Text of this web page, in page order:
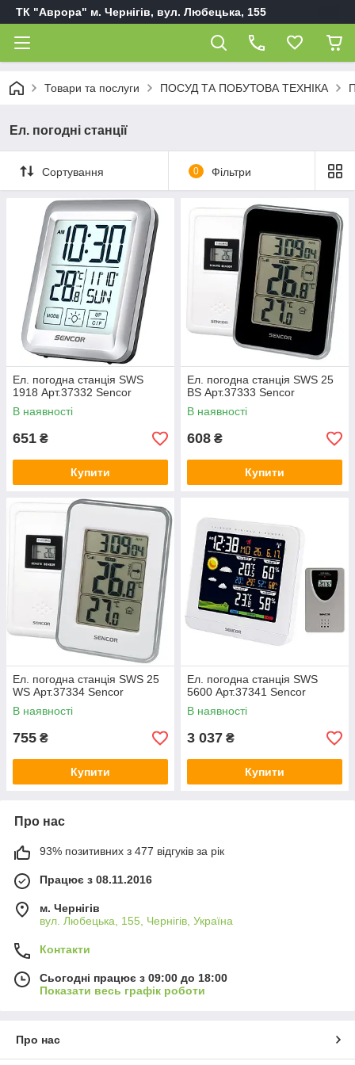
ТК "Аврора" м. Чернігів, вул. Любецька, 155
Товари та послуги ПОСУД ТА ПОБУТОВА ТЕХНІКА
Ел. погодні станції
Сортування 0 Фільтри
Ел. погодна станція SWS
1918 Арт.37332 Sencor
В наявності
651 ₴
Купити
Ел. погодна станція SWS 25
BS Арт.37333 Sencor
В наявності
608 ₴
Купити
Ел. погодна станція SWS 25
WS Арт.37334 Sencor
В наявності
755 ₴
Купити
Ел. погодна станція SWS
5600 Арт.37341 Sencor
В наявності
3 037 ₴
Купити
Про нас
93% позитивних з 477 відгуків за рік
Працює з 08.11.2016
м. Чернігів
вул. Любецька, 155, Чернігів, Україна
Контакти
Сьогодні працює з 09:00 до 18:00
Показати весь графік роботи
Про нас